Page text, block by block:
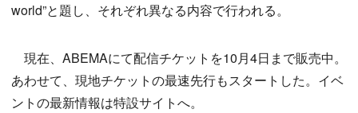
world”と題し、それぞれ異なる内容で行われる。
現在、ABEMAにて配信チケットを10月4日まで販売中。
あわせて、現地チケットの最速先行もスタートした。イベ
ントの最新情報は特設サイトへ。